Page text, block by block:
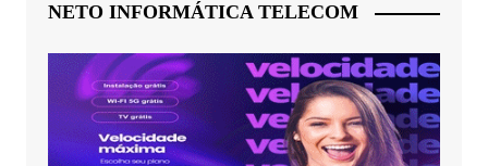
NETO INFORMÁTICA TELECOM